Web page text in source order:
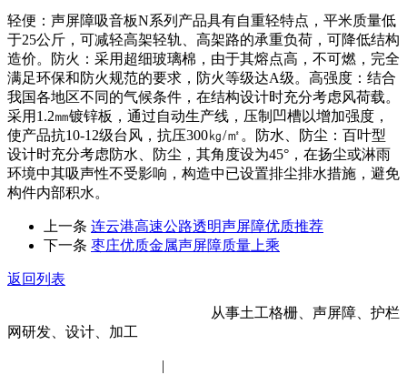
轻便：声屏障吸音板N系列产品具有自重轻特点，平米质量低
于25公斤，可减轻高架轻轨、高架路的承重负荷，可降低结构
造价。防火：采用超细玻璃棉，由于其熔点高，不可燃，完全
满足环保和防火规范的要求，防火等级达A级。高强度：结合
我国各地区不同的气候条件，在结构设计时充分考虑风荷载。
采用1.2㎜镀锌板，通过自动生产线，压制凹槽以增加强度，
使产品抗10-12级台风，抗压300㎏/㎡。防水、防尘：百叶型
设计时充分考虑防水、防尘，其角度设为45°，在扬尘或淋雨
环境中其吸声性不受影响，构造中已设置排尘排水措施，避免
构件内部积水。
上一条 连云港高速公路透明声屏障优质推荐
下一条 枣庄优质金属声屏障质量上乘
返回列表
从事土工格栅、声屏障、护栏
网研发、设计、加工
|